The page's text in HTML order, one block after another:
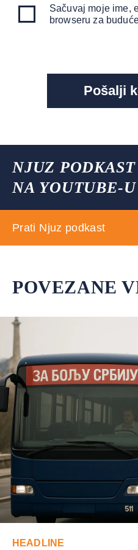
Sačuvaj moje ime,
browseru za
NJUZ PODKAST
NA YOUTUBE-U
Prati Njuz podkast
POVEZANE
HEADLINE